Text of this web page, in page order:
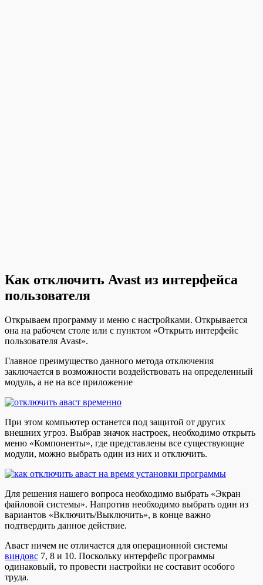
Как отключить Avast из интерфейса
пользователя
Открываем программу и меню с настройками. Открывается
она на рабочем столе или с пунктом «Открыть интерфейс
пользователя Avast».
Главное преимущество данного метода отключения
заключается в возможности воздействовать на определенный
модуль, а не на все приложение
При этом компьютер останется под защитой от других
внешних угроз. Выбрав значок настроек, необходимо открыть
меню «Компоненты», где представлены все существующие
модули, можно выбрать один из них и отключить.
Для решения нашего вопроса необходимо выбрать «Экран
файловой системы». Напротив необходимо выбрать один из
вариантов «Включить/Выключить», в конце важно
подтвердить данное действие.
Аваст ничем не отличается для операционной системы
виндовс 7, 8 и 10. Поскольку интерфейс программы
одинаковый, то провести настройки не составит особого
труда.